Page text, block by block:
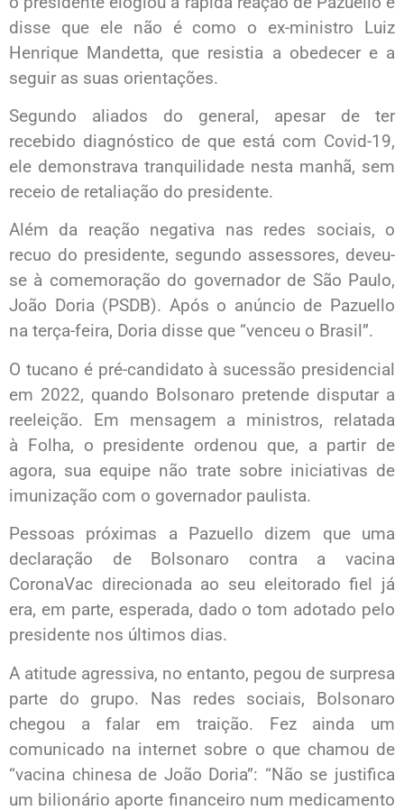
disse que ele não é como o ex-ministro Luiz
Henrique Mandetta, que resistia a obedecer e a
seguir as suas orientações.
Segundo aliados do general, apesar de ter
recebido diagnóstico de que está com Covid-19,
ele demonstrava tranquilidade nesta manhã, sem
receio de retaliação do presidente.
Além da reação negativa nas redes sociais, o
recuo do presidente, segundo assessores, deveu-
se à comemoração do governador de São Paulo,
João Doria (PSDB). Após o anúncio de Pazuello
na terça-feira, Doria disse que “venceu o Brasil”.
O tucano é pré-candidato à sucessão presidencial
em 2022, quando Bolsonaro pretende disputar a
reeleição. Em mensagem a ministros, relatada
à Folha, o presidente ordenou que, a partir de
agora, sua equipe não trate sobre iniciativas de
imunização com o governador paulista.
Pessoas próximas a Pazuello dizem que uma
declaração de Bolsonaro contra a vacina
CoronaVac direcionada ao seu eleitorado fiel já
era, em parte, esperada, dado o tom adotado pelo
presidente nos últimos dias.
A atitude agressiva, no entanto, pegou de surpresa
parte do grupo. Nas redes sociais, Bolsonaro
chegou a falar em traição. Fez ainda um
comunicado na internet sobre o que chamou de
“vacina chinesa de João Doria”: “Não se justifica
um bilionário aporte financeiro num medicamento